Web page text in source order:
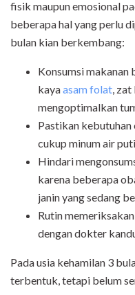
fisik maupun emosional
beberapa hal yang perlu
bulan kian berkembang:
Konsumsi makanan
kayaasam folat, zat
mengoptimalkan
Pastikan
cukup minum air
Hindari
karena beberapa
janin yang sedang
Rutin
dengan dokter
Pada usia kehamilan 3
terbentuk, tetapi belum